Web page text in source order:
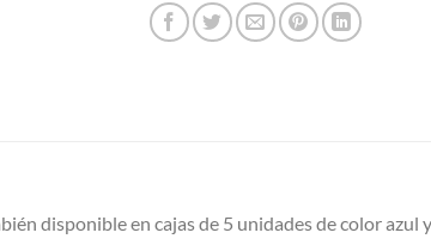
disponible en cajas de 5 unidades de color azul